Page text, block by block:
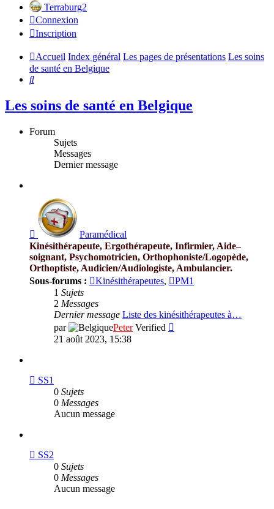
Terraburg2
Connexion
Inscription
Accueil Index général Les pages de présentations Les soins
de santé en Belgique
Rechercher
Les soins de santé en Belgique
Forum
Sujets
Messages
Dernier message
Flux
Paramédical
Paramédical
Kinésithérapeute, Ergothérapeute, Infirmier, Aide–
soignant, Psychomotricien, Orthophoniste/Logopède,
Orthoptiste, Audicien/Audiologiste, Ambulancier.
Sous-forums :
Kinésithérapeutes,
PM1
1 Sujets
2 Messages
Dernier message Liste des kinésithérapeutes à…
par
Peter Verified
21 août 2023, 15:38
Flux
SS1
0 Sujets
0 Messages
Aucun message
Flux
SS2
0 Sujets
0 Messages
Aucun message